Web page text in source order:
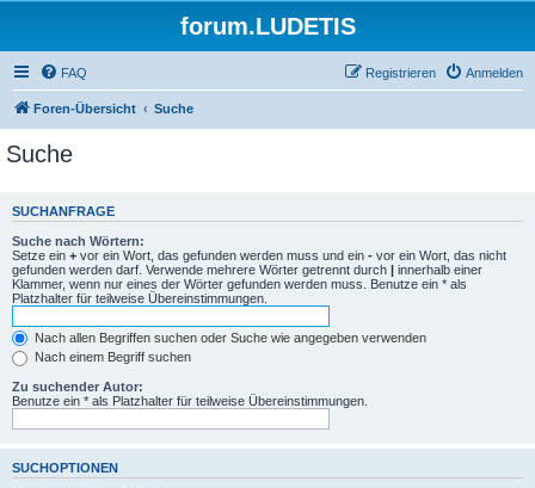
forum.LUDETIS
FAQ Anmelden
Registrieren
Foren-Übersicht Suche
Suche
SUCHANFRAGE
Suche nach Wörtern:
Setze ein + vor ein Wort, das gefunden werden muss und ein - vor ein Wort, das nicht
gefunden werden darf. Verwende mehrere Wörter getrennt durch | innerhalb einer
Klammer, wenn nur eines der Wörter gefunden werden muss. Benutze ein * als
Platzhalter für teilweise Übereinstimmungen.
Nach allen Begriffen suchen oder Suche wie angegeben verwenden
Nach einem Begriff suchen
Zu suchender Autor:
Benutze ein * als Platzhalter für teilweise Übereinstimmungen.
SUCHOPTIONEN